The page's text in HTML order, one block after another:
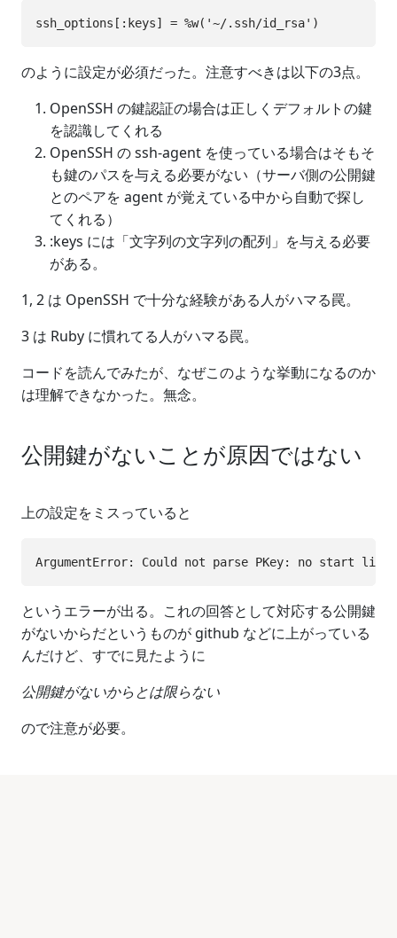
のように設定が必須だった。注意すべきは以下の3点。
OpenSSH の鍵認証の場合は正しくデフォルトの鍵
を認識してくれる
OpenSSH の ssh-agent を使っている場合はそもそ
も鍵のパスを与える必要がない（サーバ側の公開鍵
とのペアを agent が覚えている中から自動で探し
てくれる）
:keys には「文字列の文字列の配列」を与える必要
がある。
1, 2 は OpenSSH で十分な経験がある人がハマる罠。
3 は Ruby に慣れてる人がハマる罠。
コードを読んでみたが、なぜこのような挙動になるのか
は理解できなかった。無念。
公開鍵がないことが原因ではない
上の設定をミスっていると
というエラーが出る。これの回答として対応する公開鍵
がないからだというものが github などに上がっている
んだけど、すでに見たように
公開鍵がないからとは限らない
ので注意が必要。